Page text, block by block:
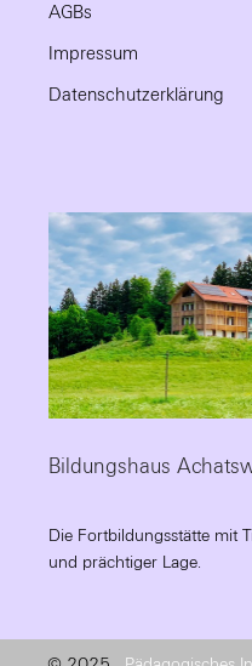
AGBs
Impressum
Datenschutzerklärung
Bildungshaus
Die Fortbildungsstätte mit
und prächtiger Lage.